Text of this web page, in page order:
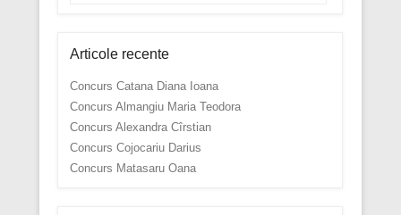
Articole recente
Concurs Catana Diana Ioana
Concurs Almangiu Maria Teodora
Concurs Alexandra Cîrstian
Concurs Cojocariu Darius
Concurs Matasaru Oana